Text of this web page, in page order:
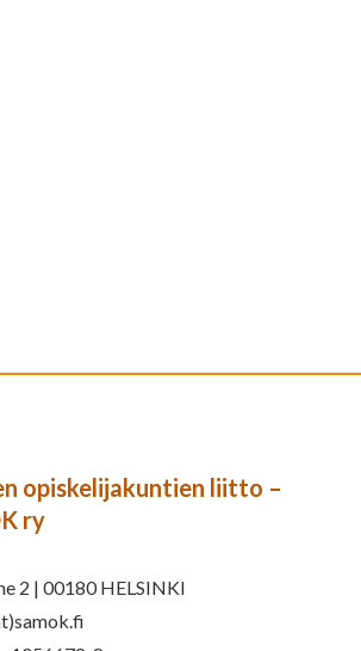
opiskelijakuntien liitto –
ry
2 | 00180 HELSINKI